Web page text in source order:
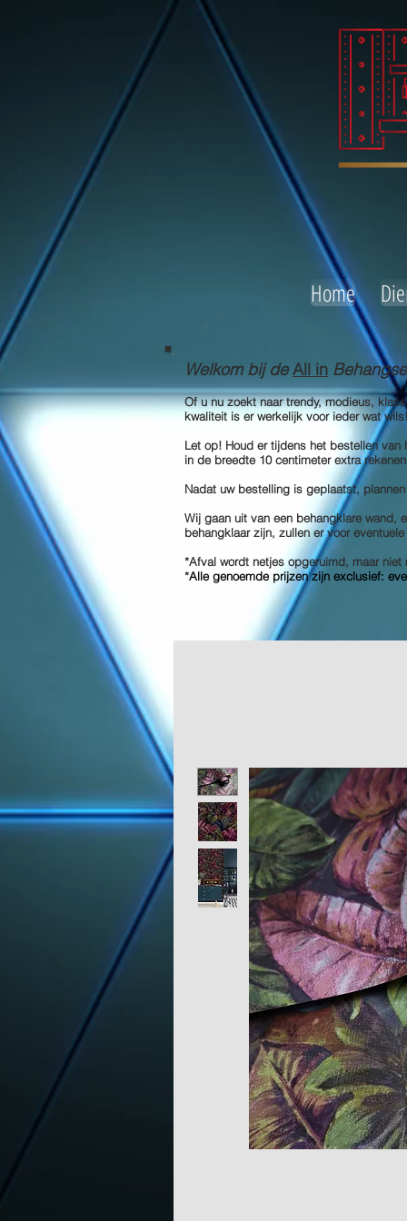
Home
Welkom bij deAll in
Of u nu zoekt naar trendy, modieus,
kwaliteit is er werkelijk voor ieder wat
Let op! Houd er tijdens het bestellen
in de breedte 10 centimeter extra
Nadat uw bestelling is geplaatst,
Wij gaan uit van een behangklare wand,
behangklaar zijn, zullen er voor
*Afval wordt netjes opgeruimd, maar niet
*Alle genoemde prijzen zijn exclusief: